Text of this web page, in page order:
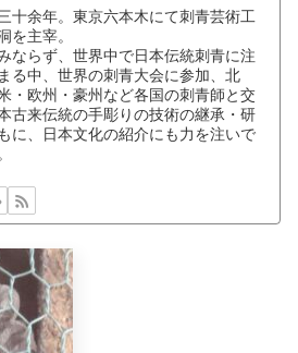
十余年。東京六本木にて刺青芸術工
を主宰。
ならず、世界中で日本伝統刺青に注
る中、世界の刺青大会に参加、北
・欧州・豪州など各国の刺青師と交
古来伝統の手彫りの技術の継承・研
に、日本文化の紹介にも力を注いで